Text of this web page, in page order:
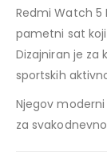
Redmi Watch 5
pametni sat
Dizajniran je za
sportskih
Njegov
za